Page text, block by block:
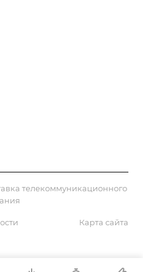
телекоммуникационного
Карта сайта